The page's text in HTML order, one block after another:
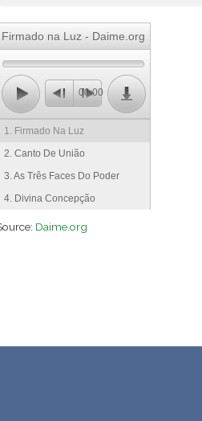
Firmado na Luz - Daime.org
00:00
1. Firmado Na Luz
2. Canto De União
3. As Três Faces Do Poder
4. Divina Concepção
Daime.org